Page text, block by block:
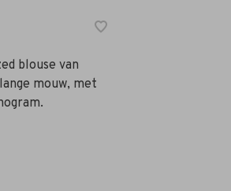
blouse van
mouw, met